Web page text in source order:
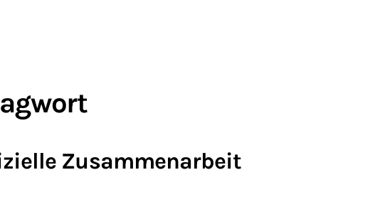
Zusammenarbeit